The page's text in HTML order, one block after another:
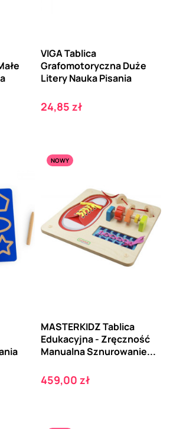
VIGA Tablica
Grafomotoryczna Duże
Litery Nauka Pisania
Cena
24,85 zł
NOWY
MASTERKIDZ Tablica
Edukacyjna - Zręczność
Manualna Sznurowanie...
Cena
459,00 zł